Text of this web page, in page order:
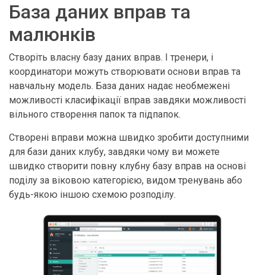
База даних вправ та
малюнків
Створіть власну базу даних вправ. І тренери, і
координатори можуть створювати основи вправ та
навчальну модель. База даних надає необмежені
можливості класифікації вправ завдяки можливості
вільного створення папок та підпапок.
Створені вправи можна швидко зробити доступними
для бази даних клубу, завдяки чому ви можете
швидко створити повну клубну базу вправ на основі
поділу за віковою категорією, видом тренувань або
будь-якою іншою схемою розподілу.